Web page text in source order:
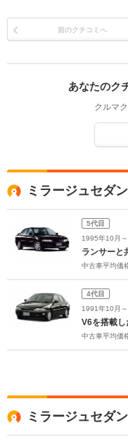
前のクチコミへ
あなたのク
クルマ
ミラージュセダ
5代目
1995年10月
ランサーと
中古車平均価
4代目
1991年10月
V6を搭載
中古車平均価
ミラージュセダ